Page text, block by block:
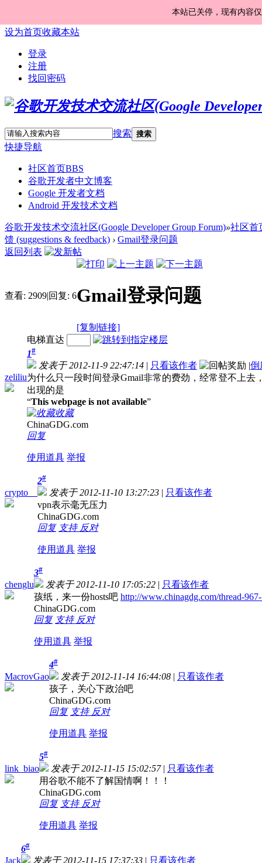
本站已关停，现有内容
设为首页收藏本站
登录
注册
找回密码
搜索 搜索
快捷导航
社区首页BBS
谷歌开发者中文博客
Google 开发者文档
Android 开发技术文档
谷歌开发技术交流社区(Google Developer Group Forum)»社区首
馈 (suggestions & feedback) › Gmail登录问题
返回列表
查看: 2909|回复: 6Gmail登录问题
[复制链接]
zeliliu
电梯直达
1#
发表于 2012-11-9 22:47:14 | 只看该作者 |倒
为什么只一段时间登录Gmail非常的费劲，经常登不上去
出现的是
“This webpage is not available”
收藏
ChinaGDG.com
回复
使用道具 举报
crypto__
2#
发表于 2012-11-10 13:27:23 | 只看该作者
vpn表示毫无压力
ChinaGDG.com
回复 支持 反对
使用道具 举报
chenglu
3#
发表于 2012-11-10 17:05:22 | 只看该作者
孩纸，来一份hosts吧 http://www.chinagdg.com/thread-
ChinaGDG.com
回复 支持 反对
使用道具 举报
MacrovGao
4#
发表于 2012-11-14 16:44:08 | 只看该作者
孩子，关心下政治吧
ChinaGDG.com
回复 支持 反对
使用道具 举报
link_biao
5#
发表于 2012-11-15 15:02:57 | 只看该作者
用谷歌不能不了解国情啊！！！
ChinaGDG.com
回复 支持 反对
使用道具 举报
Jack
6#
发表于 2012-11-15 17:37:33 | 只看该作者